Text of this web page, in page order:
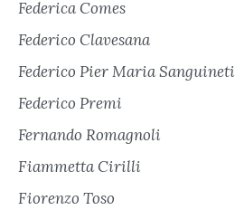
Federica Comes
Federico Clavesana
Federico Pier Maria Sanguineti
Federico Premi
Fernando Romagnoli
Fiammetta Cirilli
Fiorenzo Toso